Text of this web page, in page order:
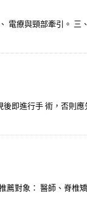
療與頸部牽引。
即進行手 術，否則
對象： 醫師、脊